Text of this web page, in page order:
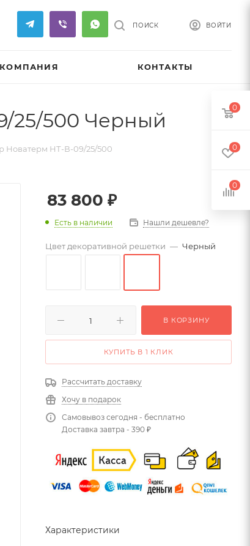
ВОЙТИ
ПОИСК
КОМПАНИЯ КОНТАКТЫ
25/500 Черный
Новатерм НТ-В-09/25/500
83 800 ₽
Есть в наличии Нашли дешевле?
Цвет декоративной решетки — Черный
В КОРЗИНУ
КУПИТЬ В 1 КЛИК
Рассчитать доставку
Хочу в подарок
Самовывоз сегодня - бесплатно
Доставка завтра - 390 ₽
Характеристики
0
0
0